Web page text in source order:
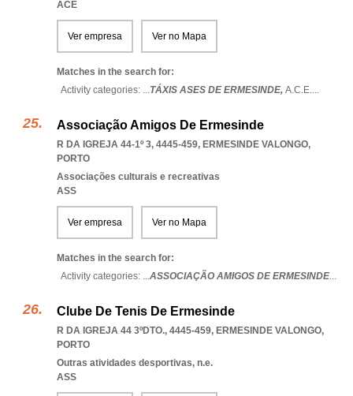
ACE
Ver empresa Ver no Mapa
Matches in the search for:
Activity categories: ...TÁXIS ASES DE ERMESINDE, A.C.E....
Associação Amigos De Ermesinde
R DA IGREJA 44-1º 3, 4445-459, ERMESINDE VALONGO,
PORTO
Associações culturais e recreativas
ASS
Ver empresa Ver no Mapa
Matches in the search for:
Activity categories: ...ASSOCIAÇÃO AMIGOS DE ERMESINDE...
Clube De Tenis De Ermesinde
R DA IGREJA 44 3ºDTO., 4445-459, ERMESINDE VALONGO,
PORTO
Outras atividades desportivas, n.e.
ASS